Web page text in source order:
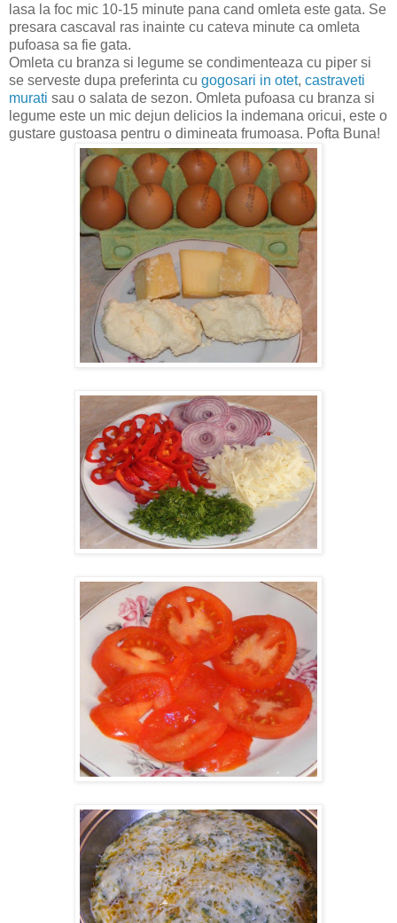
lasa la foc mic 10-15 minute pana cand omleta este gata. Se
presara cascaval ras inainte cu cateva minute ca omleta
pufoasa sa fie gata.
Omleta cu branza si legume se condimenteaza cu piper si
se serveste dupa preferinta cu gogosari in otet, castraveti
murati sau o salata de sezon. Omleta pufoasa cu branza si
legume este un mic dejun delicios la indemana oricui, este o
gustare gustoasa pentru o dimineata frumoasa. Pofta Buna!